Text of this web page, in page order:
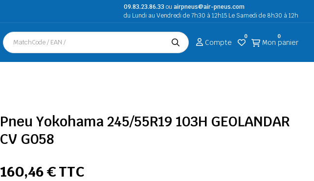
09.83.23.86.33ou airpneus@air-pneus.com
du Lundi au Vendredi de 7h30 à 12h15 Le Samedi de 8h30 à 12h
Compte
0
Mon panier
0
Pneu Yokohama 245/55R19 103H GEOLANDAR
CV G058
160,46 € TTC